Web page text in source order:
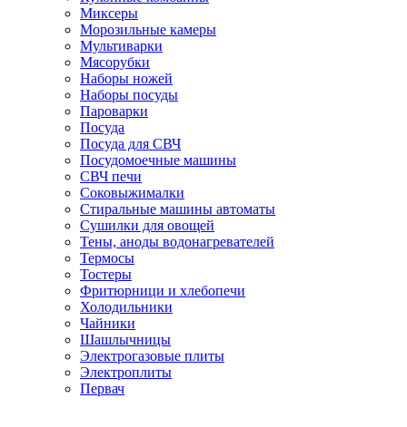
Миксеры
Морозильные камеры
Мультиварки
Мясорубки
Наборы ножей
Наборы посуды
Пароварки
Посуда
Посуда для СВЧ
Посудомоечные машины
СВЧ печи
Соковыжималки
Стиральные машины автоматы
Сушилки для овощей
Тены, аноды водонагревателей
Термосы
Тостеры
Фритюрници и хлебопечи
Холодильники
Чайники
Шашлычницы
Электрогазовые плиты
Электроплиты
Первач